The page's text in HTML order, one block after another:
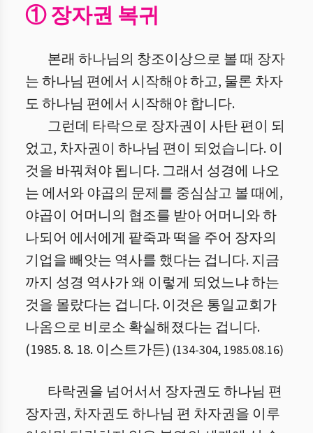
① 장자권 복귀
본래 하나님의 창조이상으로 볼 때 장자
는 하나님 편에서 시작해야 하고, 물론 차자
도 하나님 편에서 시작해야 합니다.
그런데 타락으로 장자권이 사탄 편이 되
었고, 차자권이 하나님 편이 되었습니다. 이
것을 바꿔쳐야 됩니다. 그래서 성경에 나오
는 에서와 야곱의 문제를 중심삼고 볼 때에,
야곱이 어머니의 협조를 받아 어머니와 하
나되어 에서에게 팥죽과 떡을 주어 장자의
기업을 빼앗는 역사를 했다는 겁니다. 지금
까지 성경 역사가 왜 이렇게 되었느냐 하는
것을 몰랐다는 겁니다. 이것은 통일교회가
나옴으로 비로소 확실해졌다는 겁니다.
(1985. 8. 18. 이스트가든) (134-304, 1985.08.16)
타락권을 넘어서서 장자권도 하나님 편
장자권, 차자권도 하나님 편 차자권을 이루